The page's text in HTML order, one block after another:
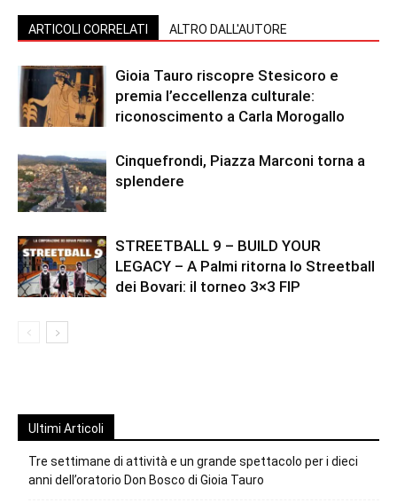
ARTICOLI CORRELATI ALTRO DALL'AUTORE
Gioia Tauro riscopre Stesicoro e
premia l’eccellenza culturale:
riconoscimento a Carla Morogallo
Cinquefrondi, Piazza Marconi torna a
splendere
STREETBALL 9 – BUILD YOUR
LEGACY – A Palmi ritorna lo Streetball
dei Bovari: il torneo 3×3 FIP
Ultimi Articoli
Tre settimane di attività e un grande spettacolo per i dieci
anni dell’oratorio Don Bosco di Gioia Tauro